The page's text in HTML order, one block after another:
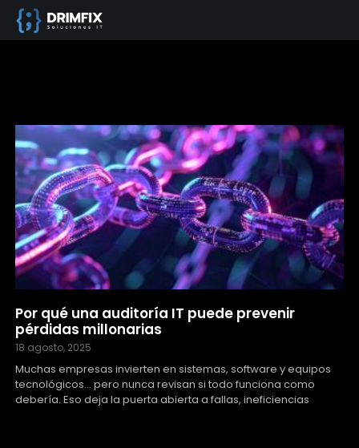
Por qué una auditoría IT puede prevenir
pérdidas millonarias
18 agosto, 2025
Muchas empresas invierten en sistemas, software y equipos
tecnológicos… pero nunca revisan si todo funciona como
debería. Eso deja la puerta abierta a fallas, ineficiencias